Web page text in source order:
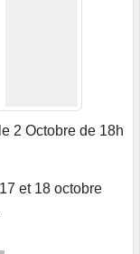
2 Octobre de 18h
et 18 octobre